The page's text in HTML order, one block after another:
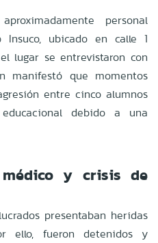
personal
ubicado en calle 1
lugar se entrevistaron con
manifestó que momentos
entre cinco alumnos
debido a una
y crisis de
presentaban heridas
ello, fueron detenidos y